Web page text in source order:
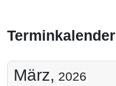
Terminkalender
März, 2026